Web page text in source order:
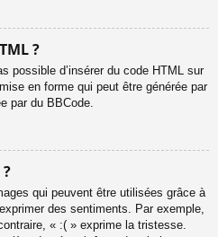
?
possible d’insérer du code HTML sur
en forme qui peut être générée par
par du BBCode.
qui peuvent être utilisées grâce à
des sentiments. Par exemple,
« :( » exprime la tristesse.